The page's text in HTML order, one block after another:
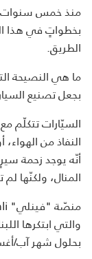
بخطواتٍ في هذا
الطريق.
ما هي النصيحة
بجعل تصنيع
السيّارات تتكلّم
النفاذ من
أنّه يوجد زحمة
المنال، ولكنّها
والتي ابتكرها
بحلول شهر آب/